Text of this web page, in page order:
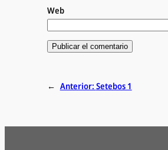
Web
← Anterior: Setebos 1